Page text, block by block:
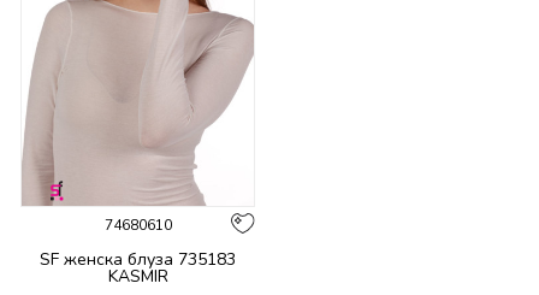
74680610
SF женска блуза 735183
KASMIR